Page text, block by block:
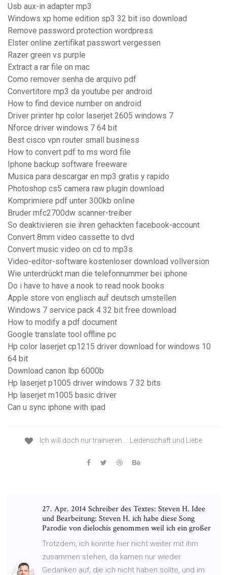
Usb aux-in adapter mp3
Windows xp home edition sp3 32 bit iso download
Remove password protection wordpress
Elster online zertifikat passwort vergessen
Razer green vs purple
Extract a rar file on mac
Como remover senha de arquivo pdf
Convertitore mp3 da youtube per android
How to find device number on android
Driver printer hp color laserjet 2605 windows 7
Nforce driver windows 7 64 bit
Best cisco vpn router small business
How to convert pdf to ms word file
Iphone backup software freeware
Musica para descargar en mp3 gratis y rapido
Photoshop cs5 camera raw plugin download
Komprimiere pdf unter 300kb online
Bruder mfc2700dw scanner-treiber
So deaktivieren sie ihren gehackten facebook-account
Convert 8mm video cassette to dvd
Convert music video on cd to mp3s
Video-editor-software kostenloser download vollversion
Wie unterdrückt man die telefonnummer bei iphone
Do i have to have a nook to read nook books
Apple store von englisch auf deutsch umstellen
Windows 7 service pack 4 32 bit free download
How to modify a pdf document
Google translate tool offline pc
Hp color laserjet cp1215 driver download for windows 10
64 bit
Download canon lbp 6000b
Hp laserjet p1005 driver windows 7 32 bits
Hp laserjet m1005 basic driver
Can u sync iphone with ipad
Ich will doch nur trainieren.. : Leidenschaft und Liebe
27. Apr. 2014 Schreiber des Textes: Steven H. Idee
und Bearbeitung: Steven H. ich habe diese Song
Parodie von dielochis genommen weil ich ein großer
Trotzdem, ich konnte hier nicht weiter mit ihm
zusammen stehen, da kamen nur wieder
Gedanken auf, die ich nicht haben sollte, und im